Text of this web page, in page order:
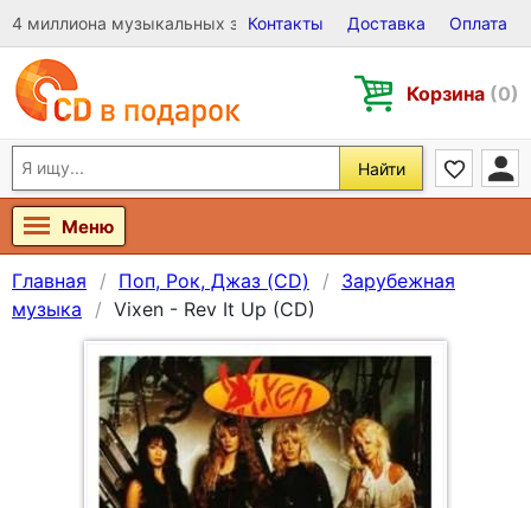
4 миллиона музыкальных записей на Виниле, CD и DVD
Контакты Доставка Оплата
Корзина (0)
Найти
Меню
Главная Поп, Рок, Джаз (CD)
Зарубежная
музыка
Vixen - Rev It Up (CD)